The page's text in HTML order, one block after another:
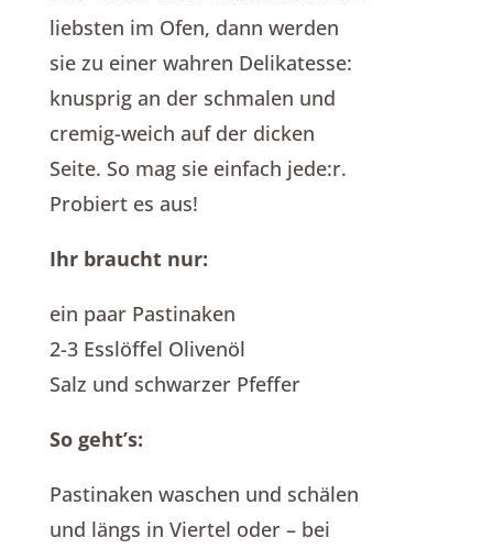
liebsten im Ofen, dann werden
sie zu einer wahren Delikatesse:
knusprig an der schmalen und
cremig-weich auf der dicken
Seite. So mag sie einfach jede:r.
Probiert es aus!
Ihr braucht nur:
ein paar Pastinaken
2-3 Esslöffel Olivenöl
Salz und schwarzer Pfeffer
So geht’s:
Pastinaken waschen und schälen
und längs in Viertel oder – bei